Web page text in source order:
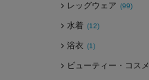
レッグウェア (99)
水着 (12)
浴衣 (1)
ビューティー・コスメ